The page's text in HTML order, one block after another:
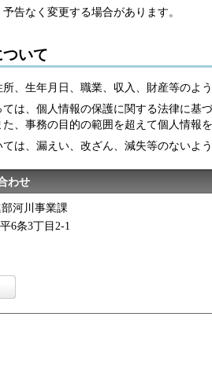
告なく変更する場合があります。
いて
、生年月日、職業、収入、財産等のよ
は、個人情報の保護に関する法律に基
、事務の目的の範囲を超えて個人情報
は、漏えい、改ざん、減失等のないよ
わせ
河川事業課
6条3丁目2-1